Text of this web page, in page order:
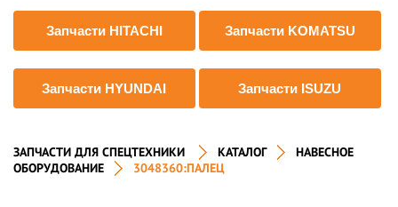
Запчасти HITACHI Запчасти KOMATSU
Запчасти HYUNDAI Запчасти ISUZU
ЗАПЧАСТИ ДЛЯ СПЕЦТЕХНИКИ КАТАЛОГ
НАВЕСНОЕ
ОБОРУДОВАНИЕ
3048360:ПАЛЕЦ